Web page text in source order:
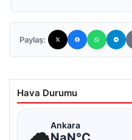
Paylaş:
Hava Durumu
☁Ankara